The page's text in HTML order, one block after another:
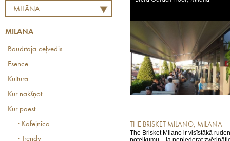
MILĀNA
MILĀNA
Baudītāja ceļvedis
Esence
Kultūra
Kur nakšņot
Kur paēst
· Kafejnīca
· Trendy
THE BRISKET MILANO, MILĀNA
The Brisket Milano ir visīstākā